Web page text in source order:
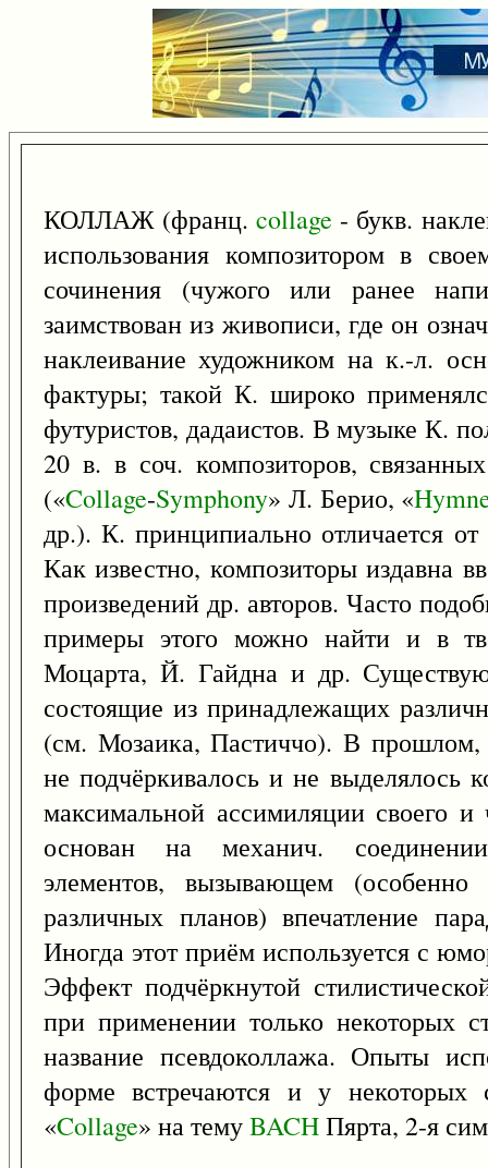
КОЛЛАЖ (франц.collage - букв.
использования композитором в
сочинения (чужого или ранее
заимствован из живописи, где он
наклеивание художником на к.-л.
фактуры; такой К. широко
футуристов, дадаистов. В музыке К.
20 в. в соч. композиторов,
(«Collage-Symphony» Л. Берио, «
др.). К. принципиально отличается
Как известно, композиторы издавна
произведений др. авторов. Часто
примеры этого можно найти и в
Моцарта, Й. Гайдна и др.
состоящие из принадлежащих
(см. Мозаика, Пастиччо). В прошлом,
не подчёркивалось и не выделялось
максимальной ассимиляции своего
основан на механич.
элементов, вызывающем (особенно
различных планов) впечатление
Иногда этот приём используется с
Эффект подчёркнутой
при применении только некоторых
название псевдоколлажа. Опыты
форме встречаются и у некоторых
«Collage» на темуBACHПярта, 2-я